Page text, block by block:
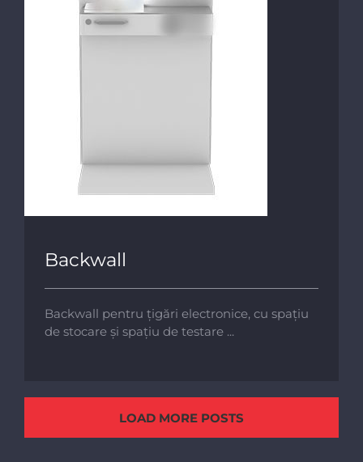
Backwall
Backwall pentru țigări electronice, cu spațiu
de stocare și spațiu de testare ...
LOAD MORE POSTS